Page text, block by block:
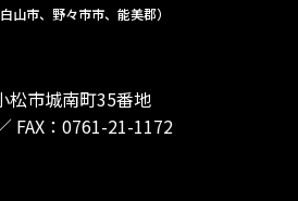
山市、野々市市、能美郡）
市城南町35番地
FAX：0761-21-1172